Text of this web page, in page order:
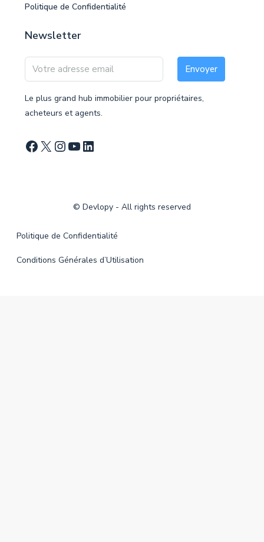
Politique de Confidentialité
Newsletter
Envoyer
Le plus grand hub immobilier pour propriétaires,
acheteurs et agents.
© Devlopy - All rights reserved
Politique de Confidentialité
Conditions Générales d’Utilisation